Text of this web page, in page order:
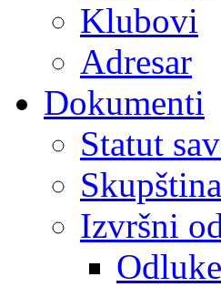
Klubovi
Adresar
Dokumenti
Statut
Izvršni